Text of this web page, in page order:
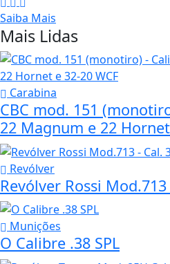
Saiba Mais
Mais Lidas
Carabina
CBC mod. 151
22 Magnum e 22
Revólver
Revólver Rossi
Munições
O Calibre .38 SPL